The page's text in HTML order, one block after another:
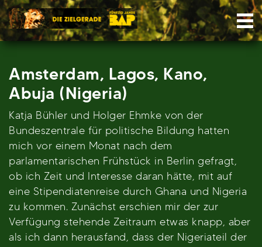
Skip
to
content
Amsterdam, Lagos, Kano,
Abuja (Nigeria)
Katja Bühler und Holger Ehmke von der
Bundeszentrale für politische Bildung hatten
mich vor einem Monat nach dem
parlamentarischen Frühstück in Berlin gefragt,
ob ich Zeit und Interesse daran hätte, mit auf
eine Stipendiatenreise durch Ghana und Nigeria
zu kommen. Zunächst erschien mir der zur
Verfügung stehende Zeitraum etwas knapp, aber
als ich dann herausfand, dass der Nigeriateil der